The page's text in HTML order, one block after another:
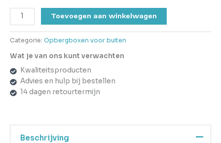
Toevoegen aan winkelwagen
Categorie: Opbergboxen voor buiten
Wat je van ons kunt verwachten
Kwaliteitsproducten
Advies en hulp bij bestellen
14 dagen retourtermijn
Beschrijving